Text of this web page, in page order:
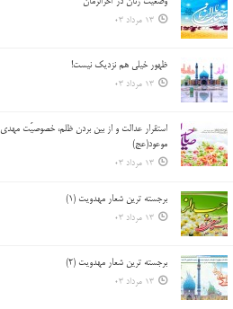
13 مرداد 03
ظهور خیلی هم نزدیک نیست!
13 مرداد 03
استقرار عدالت و از بين بردن ظلم، خصوصيّت مهدي
موعود(عج)
13 مرداد 03
برجسته ترين شعار مهدويت (1)
13 مرداد 03
برجسته ترين شعار مهدويت (2)
13 مرداد 03